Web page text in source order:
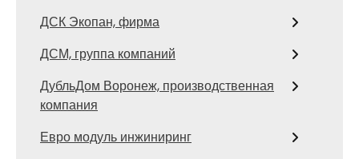
ДСК Экопан, фирма
ДСМ, группа компаний
ДубльДом Воронеж, производственная
компания
Евро модуль инжиниринг